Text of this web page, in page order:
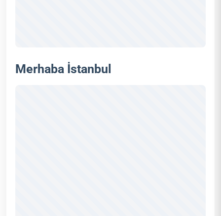
Merhaba İstanbul